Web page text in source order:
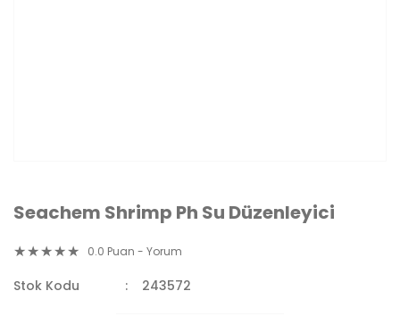
Seachem Shrimp Ph Su Düzenleyici
0.0 Puan - Yorum
Stok Kodu 243572